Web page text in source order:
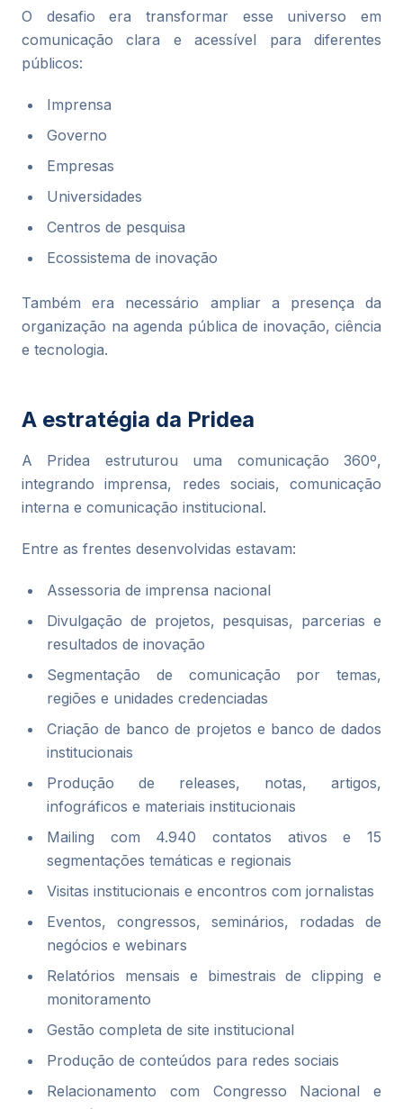
O desafio era transformar esse universo em
comunicação clara e acessível para diferentes
públicos:
Imprensa
Governo
Empresas
Universidades
Centros de pesquisa
Ecossistema de inovação
Também era necessário ampliar a presença da
organização na agenda pública de inovação, ciência
e tecnologia.
A estratégia da Pridea
A Pridea estruturou uma comunicação 360º,
integrando imprensa, redes sociais, comunicação
interna e comunicação institucional.
Entre as frentes desenvolvidas estavam:
Assessoria de imprensa nacional
Divulgação de projetos, pesquisas, parcerias e
resultados de inovação
Segmentação de comunicação por temas,
regiões e unidades credenciadas
Criação de banco de projetos e banco de dados
institucionais
Produção de releases, notas, artigos,
infográficos e materiais institucionais
Mailing com 4.940 contatos ativos e 15
segmentações temáticas e regionais
Visitas institucionais e encontros com jornalistas
Eventos, congressos, seminários, rodadas de
negócios e webinars
Relatórios mensais e bimestrais de clipping e
monitoramento
Gestão completa de site institucional
Produção de conteúdos para redes sociais
Relacionamento com Congresso Nacional e